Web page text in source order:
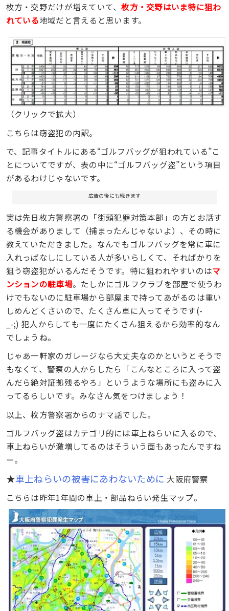
枚方・交野だけが増えていて、枚方・交野はいま特に狙わ
れている地域だと言えると思います。
（クリックで拡大）
こちらは窃盗犯の内訳。
で、記事タイトルにある“ゴルフバッグが狙われている”こ
とについてですが、表の中に“ゴルフバッグ盗”という項目
があるわけじゃないです。
広告の後にも続きます
実は先日枚方警察署の「街頭犯罪対策本部」の方とお話す
る機会がありまして（捕まったんじゃないよ）、その時に
教えていただきました。なんでもゴルフバッグを常に車に
入れっぱなしにしている人が多いらしくて、そればかりを
狙う窃盗犯がいるんだそうです。特に狙われやすいのはマ
ンションの駐車場。たしかにゴルフクラブを部屋で使うわ
けでもないのに駐車場から部屋まで持ってあがるのは重い
しめんどくさいので、たくさん車に入ってそうです(-
_-;) 犯人からしても一度にたくさん狙えるから効率的なん
でしょうね。
じゃあ一軒家のガレージなら大丈夫なのかというとそうで
もなくて、警察の人からしたら「こんなところに入って盗
んだら絶対証拠残るやろ」というような場所にも盗みに入
ってるらしいです。みなさん気をつけましょう！
以上、枚方警察署からのナマ話でした。
ゴルフバッグ盗はカテゴリ的には車上ねらいに入るので、
車上ねらいが激増してるのはそういう面もあったんですね
ー。
★車上ねらいの被害にあわないために 大阪府警察
こちらは昨年1年間の車上・部品ねらい発生マップ。